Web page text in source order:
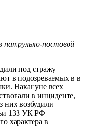
патрульно-постовой
под стражу
в подозреваемых в в
Накануне всех
в инциденте,
них возбудили
133 УК РФ
характера в